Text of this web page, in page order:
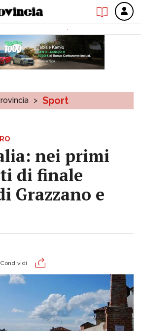
> Sport
nei primi
di finale
Grazzano e
Condividi